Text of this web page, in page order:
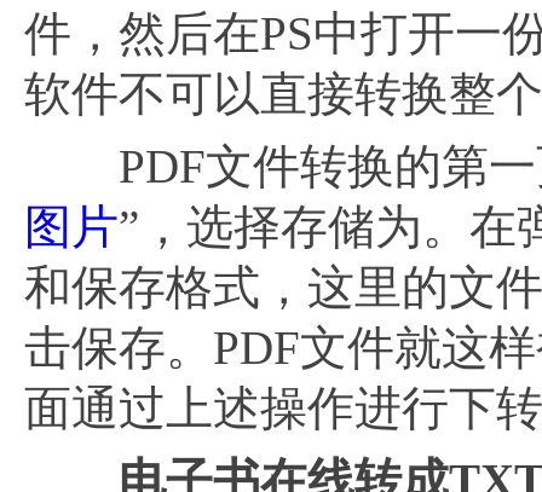
件，然后在PS中打开一
软件不可以直接转换整
PDF文件转换的第一
图片”，选择存储为。在
和保存格式，这里的文
击保存。PDF文件就这
面通过上述操作进行下
电子书在线转成